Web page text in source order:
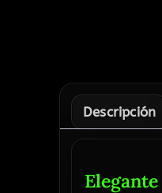
Descripción
Elegante